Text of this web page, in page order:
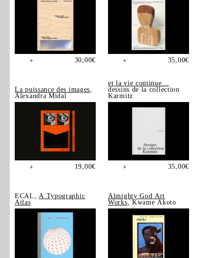
+ 30,00€ + 35,00€
La puissance des images,
Alexandra Midal
+ 19,00€
et la vie continue…
dessins de la collection
Karmitz
+ 35,00€
ECAL, A Typographic
Atlas
Almighty God Art
Works , Kwame Akoto